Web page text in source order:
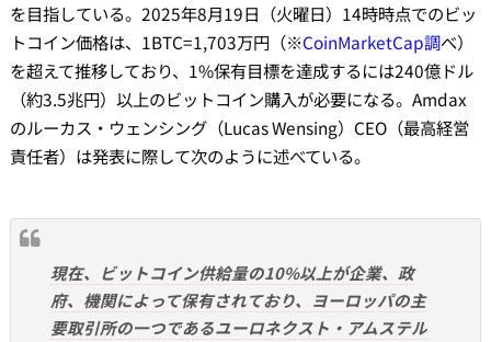
を目指している。2025年8月19日（火曜日）14時時点でのビッ
トコイン価格は、1BTC=1,703万円（※CoinMarketCap調べ）
を超えて推移しており、1%保有目標を達成するには240億ドル
（約3.5兆円）以上のビットコイン購入が必要になる。Amdax
のルーカス・ウェンシング（Lucas Wensing）CEO（最高経営
責任者）は発表に際して次のように述べている。
現在、ビットコイン供給量の10%以上が企業、政
府、機関によって保有されており、ヨーロッパの主
要取引所の一つであるユーロネクスト・アムステル